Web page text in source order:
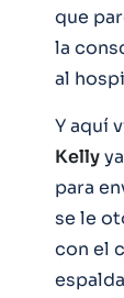
que
la
al
Y aquí
Kelly
para
se le
con el